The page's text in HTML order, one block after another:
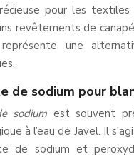
pour les textiles
revêtements de
une
de sodium pour
sodium est souvent
à l’eau de Javel. Il
de sodium et